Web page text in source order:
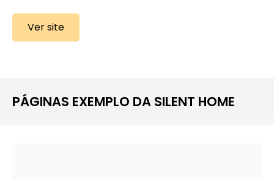
Ver site
PÁGINAS EXEMPLO DA SILENT HOME